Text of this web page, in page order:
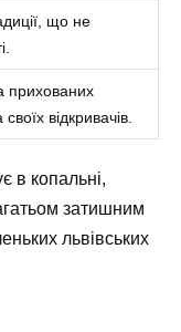
що не
прихованих
відкривачів.
в копальні,
затишним
львівських